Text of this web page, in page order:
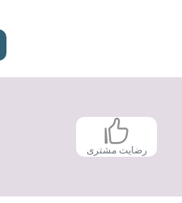
رضایت مشتری